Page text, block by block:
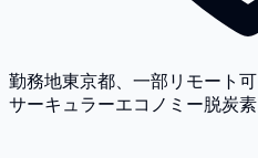
勤務地東京都、一部リモート可
サーキュラーエコノミー脱炭素